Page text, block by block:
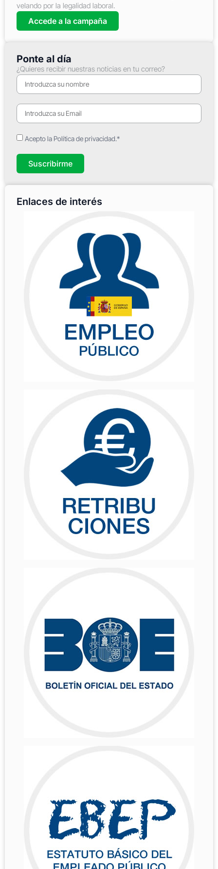
velando por la legalidad laboral.
Accede a la campaña
Ponte al día
¿Quieres recibir nuestras noticias en tu correo?
Acepto la Política de privacidad.*
Suscribirme
Enlaces de interés